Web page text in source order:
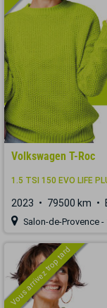
Volkswagen T-Roc
1.5 TSI 150 EVO LIFE
2023 79500 km
Salon-de-Provence -
Vous arrivez trop tard